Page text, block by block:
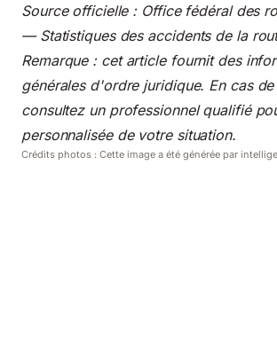
Source officielle : Office fédéral des
— Statistiques des accidents de la
Remarque : cet article fournit des
générales d'ordre juridique. En cas
consultez un professionnel qualifié
personnalisée de votre situation.
Crédits photos : Cette image a été générée par